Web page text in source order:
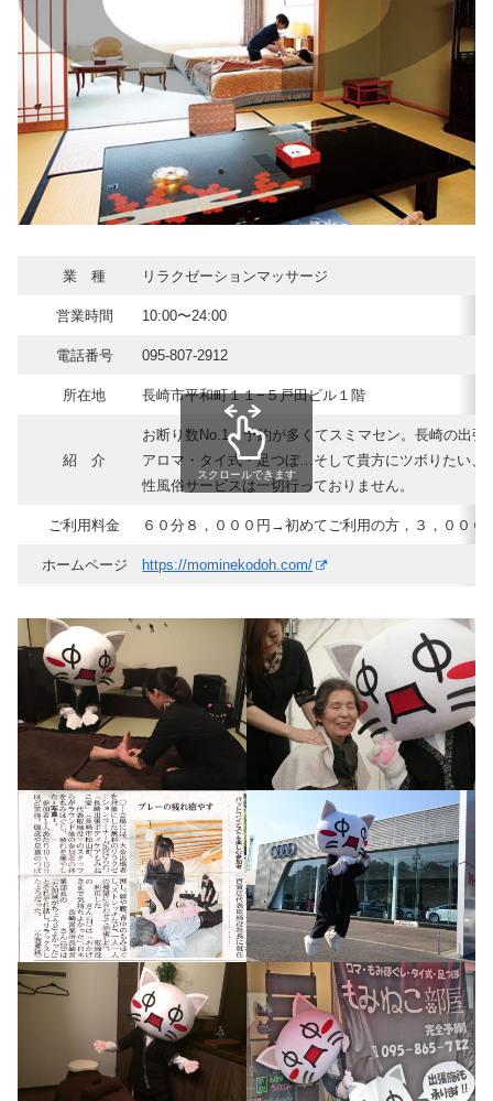
業 種 リラクゼーションマッサージ
営業時間 10:00〜24:00
電話番号 095-807-2912
所在地 長崎市平和町１１−５戸田ビル１階
紹 介
お断り数No.1、予約が多くてスミマセン。長崎の出
アロマ・タイ式・足つぼ…そして貴方にツボりたい、
性風俗サービスは一切行っておりません。
ご利用料金 ６０分８，０００円→初めてご利用の方，３，０００
ホームページ https://mominekodoh.com/
スクロールできます